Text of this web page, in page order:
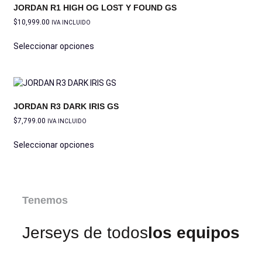
JORDAN R1 HIGH OG LOST Y FOUND GS
$10,999.00 IVA INCLUIDO
Seleccionar opciones
JORDAN R3 DARK IRIS GS
$7,799.00 IVA INCLUIDO
Seleccionar opciones
Tenemos
Jerseys de todoslos equipos